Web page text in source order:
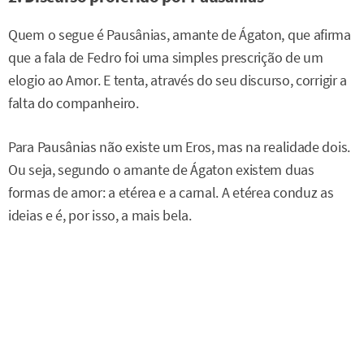
Quem o segue é Pausânias, amante de Ágaton, que afirma
que a fala de Fedro foi uma simples prescrição de um
elogio ao Amor. E tenta, através do seu discurso, corrigir a
falta do companheiro.
Para Pausânias não existe um Eros, mas na realidade dois.
Ou seja, segundo o amante de Ágaton existem duas
formas de amor: a etérea e a carnal. A etérea conduz as
ideias e é, por isso, a mais bela.